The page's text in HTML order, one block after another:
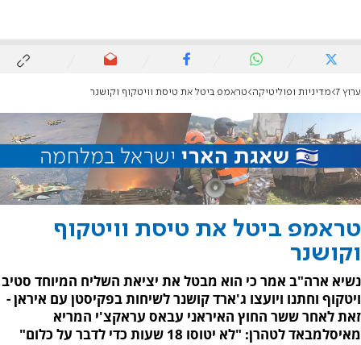
ערוץ 7 מדיניות ופוליטיקה טראמפ ביטל את טיסת וויטקוף וקושנר
טראמפ ביטל את טיסת וויטקוף
וקושנר
נשיא ארה"ב אמר כי הוא מבטל את יציאת השליח המיוחד סטיב
ויטקוף וחתנו ויועצו ג'ארד קושנר לשיחות בפקיסטן עם איראן -
זאת לאחר ששר החוץ האיראני עבאס עראקצ'י המריא
מאיסלמבאד לטהרן: "לא יטוסו 18 שעות כדי לדבר על כלום"